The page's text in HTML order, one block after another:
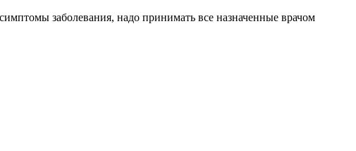
заболевания, надо принимать все назначенные врачом